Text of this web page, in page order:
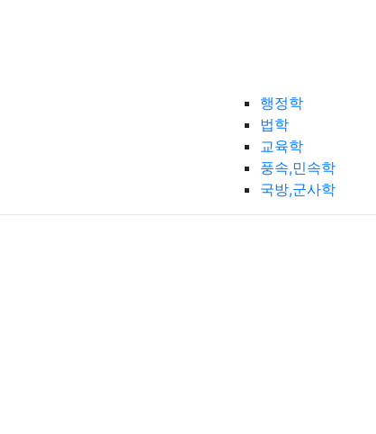
행정학
법학
교육학
풍속,민속학
국방,군사학